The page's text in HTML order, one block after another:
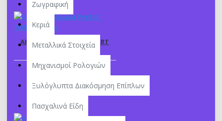
Ζωγραφική
Κεριά
Μεταλλικά Στοιχεία
Μηχανισμοί Ρολογιών
Ξυλόγλυπτα Διακόσμηση Επίπλων
Πασχαλινά Είδη
ΑΚΡΥΛΙΚΟ ΧΡΏΜΑ PENTART
100ML - BEIGE
3,50€